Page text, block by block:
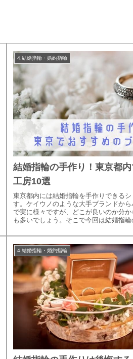
4.結婚指輪・婚約指輪
結婚指輪の手作り！東京都
工房10選
東京都内には結婚指輪を手作りできる
す。ケイウノのような大手ブランドか
で実に様々ですが、どこが良いのか分
も多いでしょう。そこで今回は結婚指輪
4.結婚指輪・婚約指輪